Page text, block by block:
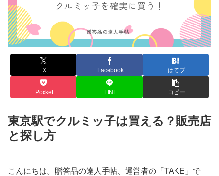
X Facebook はてブ
Pocket LINE コピー
東京駅でクルミッ子は買える？販売店
と探し方
こんにちは。贈答品の達人手帖、運営者の「TAKE」で